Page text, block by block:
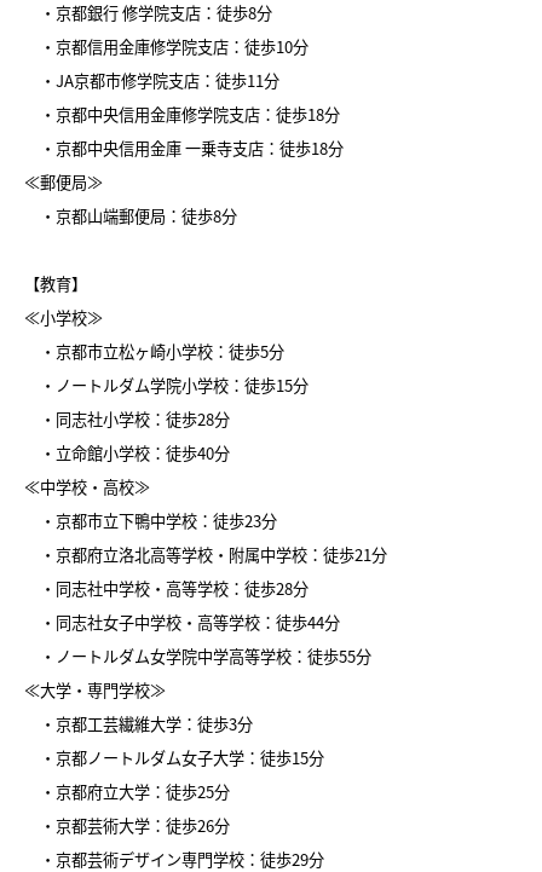
・京都銀行 修学院支店：徒歩8分
・京都信用金庫修学院支店：徒歩10分
・JA京都市修学院支店：徒歩11分
・京都中央信用金庫修学院支店：徒歩18分
・京都中央信用金庫 一乗寺支店：徒歩18分
≪郵便局≫
・京都山端郵便局：徒歩8分
【教育】
≪小学校≫
・京都市立松ヶ崎小学校：徒歩5分
・ノートルダム学院小学校：徒歩15分
・同志社小学校：徒歩28分
・立命館小学校：徒歩40分
≪中学校・高校≫
・京都市立下鴨中学校：徒歩23分
・京都府立洛北高等学校・附属中学校：徒歩21分
・同志社中学校・高等学校：徒歩28分
・同志社女子中学校・高等学校：徒歩44分
・ノートルダム女学院中学高等学校：徒歩55分
≪大学・専門学校≫
・京都工芸繊維大学：徒歩3分
・京都ノートルダム女子大学：徒歩15分
・京都府立大学：徒歩25分
・京都芸術大学：徒歩26分
・京都芸術デザイン専門学校：徒歩29分